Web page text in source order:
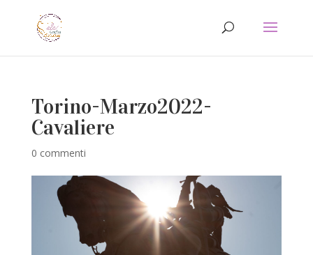
Torino-Marzo2022-
Cavaliere
0 commenti